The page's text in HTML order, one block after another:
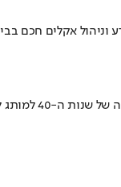
וניהול אקלים חכם